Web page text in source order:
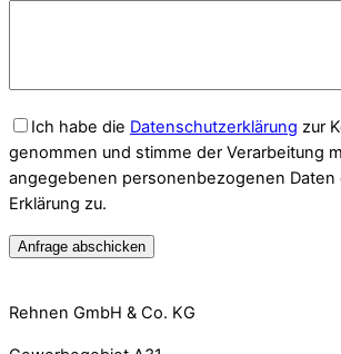
Ich habe die Datenschutzerklärung zur
genommen und stimme der Verarbeitung
angegebenen personenbezogenen Daten
Erklärung zu.
Rehnen GmbH & Co. KG